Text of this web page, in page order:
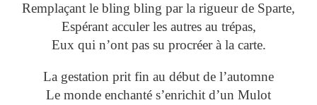
Remplaçant le bling bling par la rigueur de Sparte,
Espérant acculer les autres au trépas,
Eux qui n’ont pas su procréer à la carte.
La gestation prit fin au début de l’automne
Le monde enchanté s’enrichit d’un Mulot